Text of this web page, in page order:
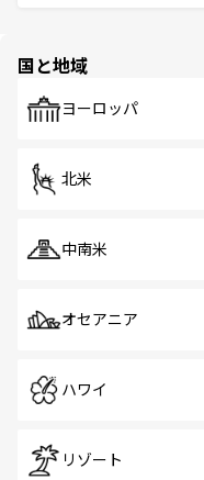
で、ホーカー
国と地域
ヨーロッパ
北米
中南米
オセアニア
ハワイ
リゾート